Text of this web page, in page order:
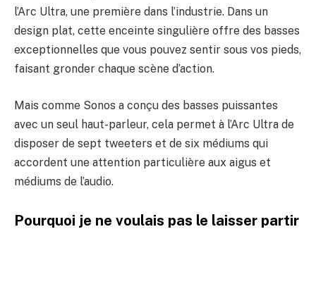
l’Arc Ultra, une première dans l’industrie. Dans un
design plat, cette enceinte singulière offre des basses
exceptionnelles que vous pouvez sentir sous vos pieds,
faisant gronder chaque scène d’action.
Mais comme Sonos a conçu des basses puissantes
avec un seul haut-parleur, cela permet à l’Arc Ultra de
disposer de sept tweeters et de six médiums qui
accordent une attention particulière aux aigus et
médiums de l’audio.
Pourquoi je ne voulais pas le laisser partir